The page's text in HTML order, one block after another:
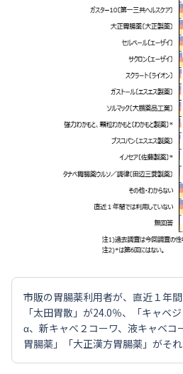
市販の胃腸薬利用者が、直近１年間
「太田胃散」が24.0％、「キャベ
α、新キャべ２コーワ、液キャベコ
胃腸薬」「大正漢方胃腸薬」がそれ